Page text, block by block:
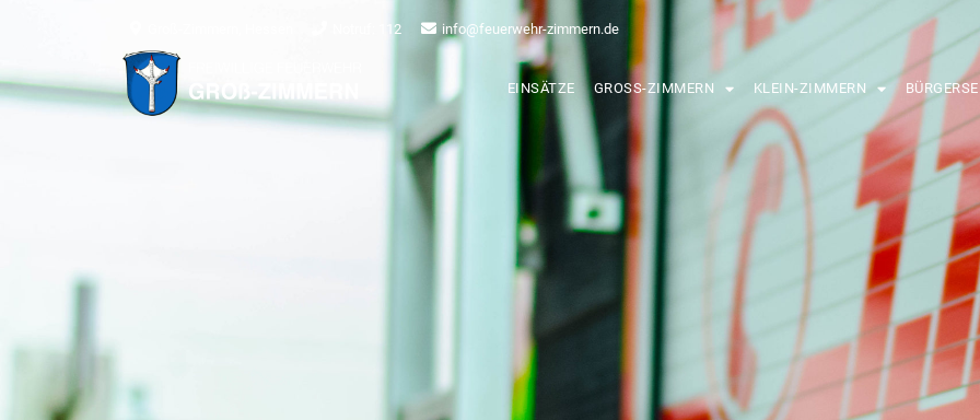
Notruf: 112 info@feuerwehr-zimmern.de
EINSÄTZE GROSS-ZIMMERN KLEIN-ZIMMERN